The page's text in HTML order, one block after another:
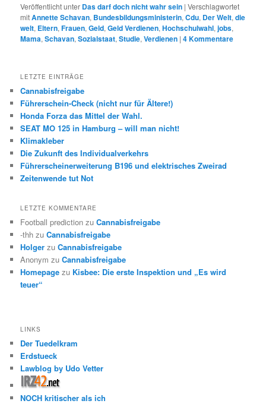
Veröffentlicht unter Das darf doch nicht wahr sein |Verschlagwortet
mitAnnette Schavan, Bundesbildungsministerin,Cdu, Der Welt,die
welt, Eltern,Frauen,Geld,Geld Verdienen,Hochschulwahl,jobs,
Mama,Schavan,Sozialstaat,Studie,Verdienen |4Kommentare
LETZTE EINTRÄGE
Cannabisfreigabe
Führerschein-Check (nicht nur für Ältere!)
Honda Forza das Mittel der Wahl.
SEAT MO 125 in Hamburg – will man nicht!
Klimakleber
Die Zukunft des Individualverkehrs
Führerscheinerweiterung B196 und elektrisches Zweirad
Zeitenwende tut Not
LETZTE KOMMENTARE
Football prediction zuCannabisfreigabe
-thh zuCannabisfreigabe
Holger zuCannabisfreigabe
Anonym zuCannabisfreigabe
Homepage zu Kisbee: Die erste Inspektion und „Es wird
teuer“
LINKS
Der Tuedelkram
Erdstueck
Lawblog by Udo Vetter
NOCH kritischer als ich